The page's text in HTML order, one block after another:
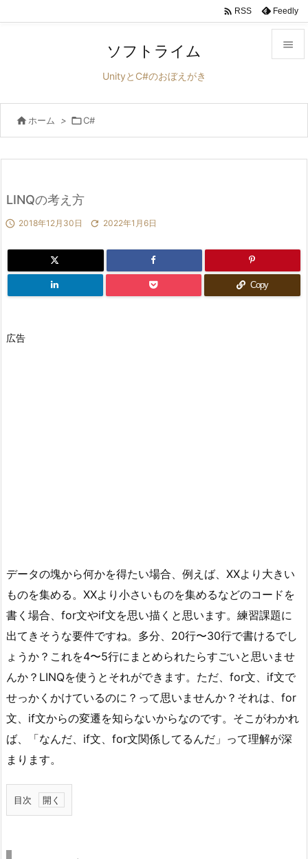


前へ
 RSS Feedly
ソフトライム
UnityとC#のおぼえがき
 ホーム > C#
LINQの考え方
 2018年12月30日  2022年1月6日
Copy
広告
データの塊から何かを得たい場合、例えば、XXより大きい
ものを集める。XXより小さいものを集めるなどのコードを
書く場合、for文やif文を思い描くと思います。練習課題に
出てきそうな要件ですね。多分、20行〜30行で書けるでし
ょうか？これを4〜5行にまとめられたらすごいと思いませ
んか？LINQを使うとそれができます。ただ、for文、if文で
せっかくかけているのに？って思いませんか？それは、for
文、if文からの変遷を知らないからなのです。そこがわかれ
ば、「なんだ、if文、for文関係してるんだ」って理解が深
まります。
目次
1.